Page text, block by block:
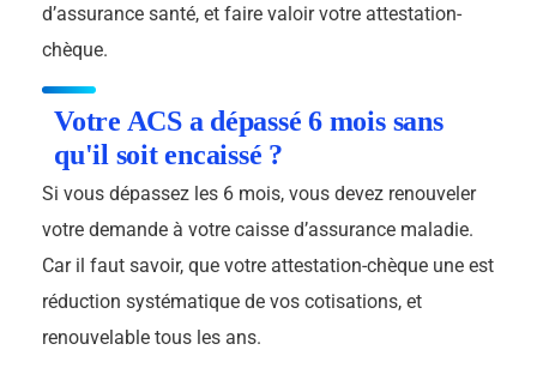
d’assurance santé, et faire valoir votre attestation-
chèque.
Votre ACS a dépassé 6 mois sans
qu'il soit encaissé ?
Si vous dépassez les 6 mois, vous devez renouveler
votre demande à votre caisse d’assurance maladie.
Car il faut savoir, que votre attestation-chèque une est
réduction systématique de vos cotisations, et
renouvelable tous les ans.